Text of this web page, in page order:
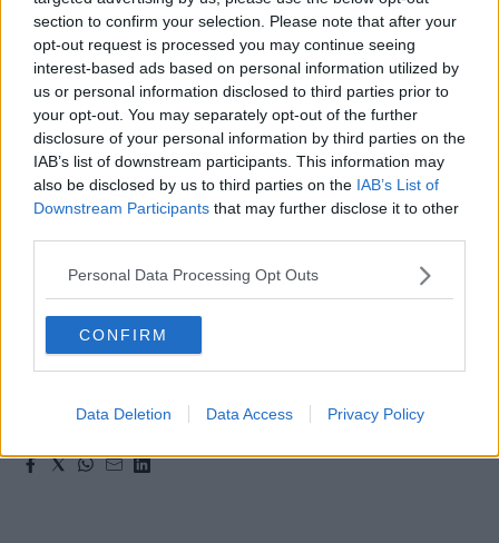
section to confirm your selection. Please note that after your
opt-out request is processed you may continue seeing
interest-based ads based on personal information utilized by
us or personal information disclosed to third parties prior to
your opt-out. You may separately opt-out of the further
disclosure of your personal information by third parties on the
IAB’s list of downstream participants. This information may
also be disclosed by us to third parties on the IAB’s List of
Downstream Participants that may further disclose it to other
Personal Data Processing Opt Outs
CONFIRM
Data Deletion Data Access Privacy Policy
Leggi/Abbonati
Newsletter
Bazar
Casa
Social media
storia speciale dell’A22, voluta, realizzata e ancora
oggi guidata nella sua compagine sociale dai territori
che l’autostrada attraversa. Gli impianti per la ricarica
elettrica, in questo scenario, non sono soltanto una
scelta di business ma anche un riconoscimento verso
l’ambiente e verso le popolazioni che quell’ambiente
a ridosso del tracciato vivono tutti i giorni.
E oggi l’impegno si allarga all’universo del traporto
pesante, con l’inaugurazione della prima stazione
dell’A22 dedicata ai tir elettrici e l’installazione del
primo – a livello italiano, fra i primissimi a livello
europeo – punto di ricarica da 1 MW, realizzato da